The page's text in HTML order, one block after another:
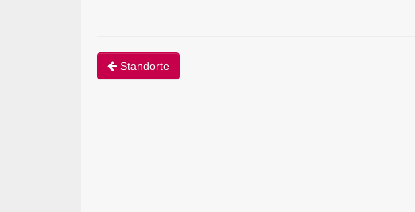
Standorte